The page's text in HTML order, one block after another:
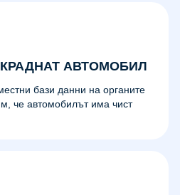
АВТОМОБИЛ
бази данни на органите
че автомобилът има чист